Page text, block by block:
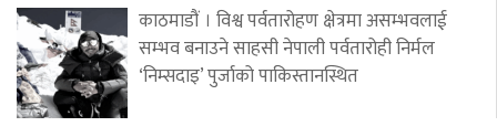
काठमाडौं । विश्व पर्वतारोहण क्षेत्रमा असम्भवलाई
सम्भव बनाउने साहसी नेपाली पर्वतारोही निर्मल
‘निम्सदाइ’ पुर्जाको पाकिस्तानस्थित